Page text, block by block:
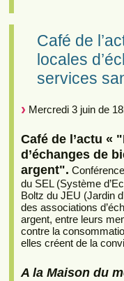
Café de
locales
services
Mercredi 3 juin de
Café de l’actu «
d’échanges de
argent".
du SEL (Système
Boltz du JEU (Jardin
des associations
argent, entre leurs
contre la
elles créent de la
A la Maison du